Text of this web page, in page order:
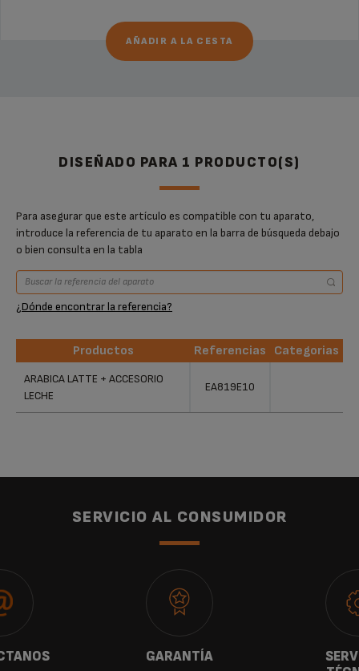
AÑADIR A LA CESTA
DISEÑADO PARA 1 PRODUCTO(S)
Para asegurar que este artículo es compatible con tu aparato,
introduce la referencia de tu aparato en la barra de búsqueda debajo
o bien consulta en la tabla
¿Dónde encontrar la referencia?
Productos Referencias
Categorias
ARABICA LATTE + ACCESORIO
LECHE
EA819E10
SERVICIO AL CONSUMIDOR
GARANTÍA